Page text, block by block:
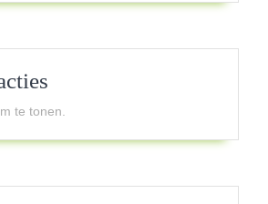
te tonen.